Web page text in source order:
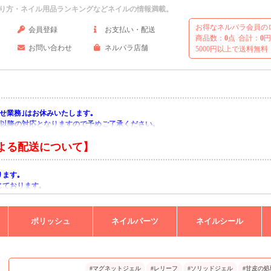
・ネイル用品ランキングなどネイルの情報満載。
会員登録 お支払い・配送
お問い合わせ ネルパラ店舗
お得なネルパラ会員
商品数： 0点 合計： 0円
5000円以上で送料無料
業務｣はお休みいたします｡
降の対応となりますので予めご了承ください｡
配送について】
ます｡
おります｡
すようお願い申し上げます｡
ポリッシュ ネイルパーツ ネイルシール
#マグネットジェル #レリーフ #ソリッドジェル #甘皮の処